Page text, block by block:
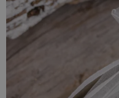
wykonane zorganzy
są
przechowywanie
Ten zestaw jest
sposobu na składowanie
monety czy guziki -
doskonale
środka przyjemne
woreczki zapachowe lub